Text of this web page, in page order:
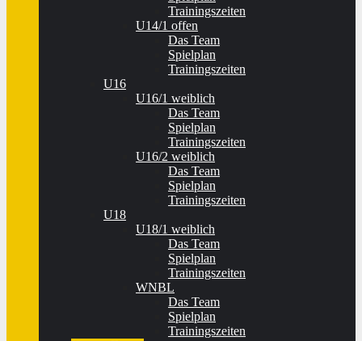
Trainingszeiten
U14/1 offen
Das Team
Spielplan
Trainingszeiten
U16
U16/1 weiblich
Das Team
Spielplan
Trainingszeiten
U16/2 weiblich
Das Team
Spielplan
Trainingszeiten
U18
U18/1 weiblich
Das Team
Spielplan
Trainingszeiten
WNBL
Das Team
Spielplan
Trainingszeiten